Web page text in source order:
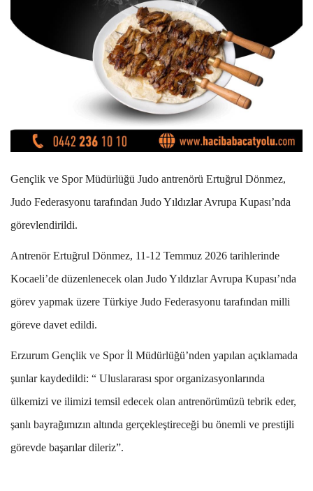
Gençlik ve Spor Müdürlüğü Judo antrenörü Ertuğrul Dönmez,
Judo Federasyonu tarafından Judo Yıldızlar Avrupa Kupası’nda
görevlendirildi.
Antrenör Ertuğrul Dönmez, 11-12 Temmuz 2026 tarihlerinde
Kocaeli’de düzenlenecek olan Judo Yıldızlar Avrupa Kupası’nda
görev yapmak üzere Türkiye Judo Federasyonu tarafından milli
göreve davet edildi.
Erzurum Gençlik ve Spor İl Müdürlüğü’nden yapılan açıklamada
şunlar kaydedildi: “ Uluslararası spor organizasyonlarında
ülkemizi ve ilimizi temsil edecek olan antrenörümüzü tebrik eder,
şanlı bayrağımızın altında gerçekleştireceği bu önemli ve prestijli
görevde başarılar dileriz”.